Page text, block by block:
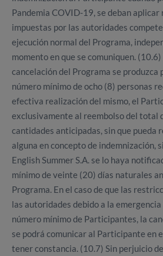
Pandemia COVID-19, se deban
impuestas por las autoridades
ejecución normal del Programa,
momento en que se comuniquen. (10.6)
cancelación del Programa se produzca
número mínimo de ocho (8) personas
efectiva realización del mismo, el
exclusivamente al reembolso del total
cantidades anticipadas, sin que pueda
alguna en concepto de indemnización,
English Summer S.A. se lo haya
mínimo de veinte (20) días naturales
Programa. En el caso de que las
las autoridades debido a la
número mínimo de Participantes, la
se podrá comunicar al Participante en
tener constancia. (10.7) Sin perjuicio